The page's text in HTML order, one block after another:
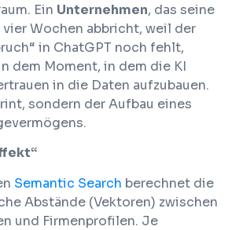
Ein Unternehmen, das seine
Wochen abbricht, weil der
in ChatGPT noch fehlt,
dem Moment, in dem die KI
in die Daten aufzubauen.
sondern der Aufbau eines
Semantic Search berechnet die
Abstände (Vektoren) zwischen
und Firmenprofilen. Je